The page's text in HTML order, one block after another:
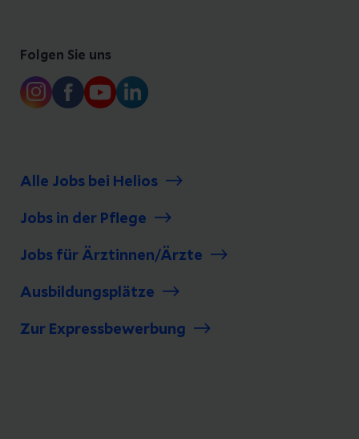
Folgen Sie uns
Alle Jobs bei Helios
Jobs in der Pflege
Jobs für Ärztinnen/Ärzte
Ausbildungsplätze
Zur Expressbewerbung